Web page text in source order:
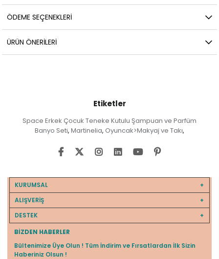
ÖDEME SEÇENEKLERI
ÜRÜN ÖNERILERI
Etiketler
Space Erkek Çocuk Teneke Kutulu Şampuan ve Parfüm
Banyo Seti, Martinelia, Oyuncak>Makyaj ve Takı,
KURUMSAL
ALIŞVERİŞ
DESTEK
BIZDEN HABERLER
Bültenimize Üye Olun ! Tüm İndirim ve Fırsatlardan İlk Sizin
Haberiniz Olsun !